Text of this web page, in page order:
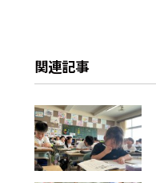
関連記事